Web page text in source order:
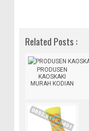
Related Posts :
PRODUSEN
KAOSKAKI
MURAH KODIAN